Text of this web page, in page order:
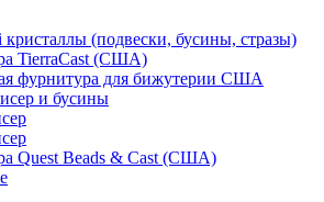
кристаллы (подвески, бусины, стразы)
TierraCast (США)
фурнитура для бижутерии США
и бусины
Quest Beads & Cast (США)